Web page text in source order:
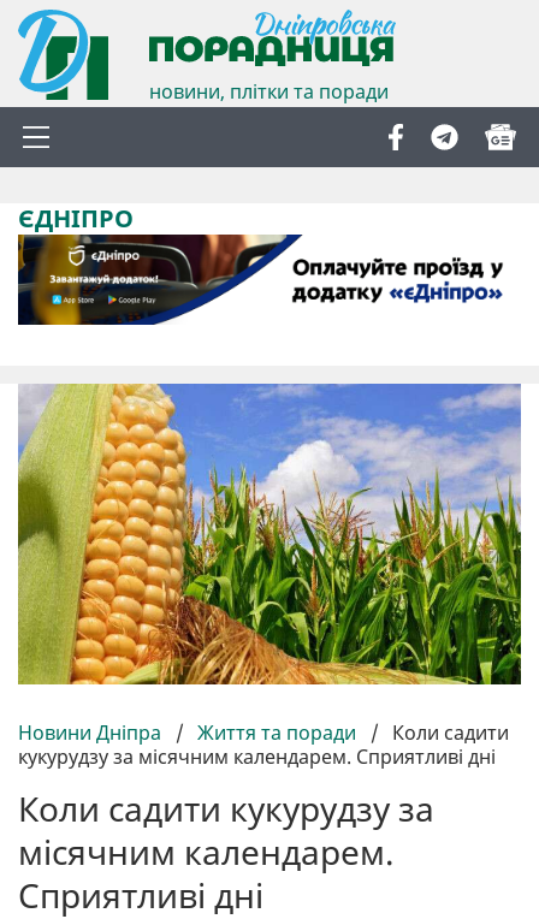
новини, плітки та поради
ЄДНІПРО
Новини Дніпра / Життя та поради / Коли садити
кукурудзу за місячним календарем. Сприятливі дні
Коли садити кукурудзу за
місячним календарем.
Сприятливі дні